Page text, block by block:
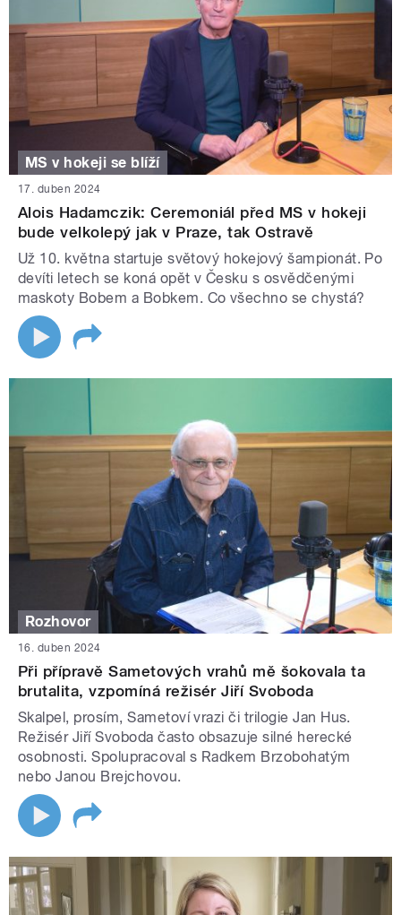
MS v hokeji se blíží
17. duben 2024
Alois Hadamczik: Ceremoniál před MS v hokeji
bude velkolepý jak v Praze, tak Ostravě
Už 10. května startuje světový hokejový šampionát. Po
devíti letech se koná opět v Česku s osvědčenými
maskoty Bobem a Bobkem. Co všechno se chystá?
Rozhovor
16. duben 2024
Při přípravě Sametových vrahů mě šokovala ta
brutalita, vzpomíná režisér Jiří Svoboda
Skalpel, prosím, Sametoví vrazi či trilogie Jan Hus.
Režisér Jiří Svoboda často obsazuje silné herecké
osobnosti. Spolupracoval s Radkem Brzobohatým
nebo Janou Brejchovou.